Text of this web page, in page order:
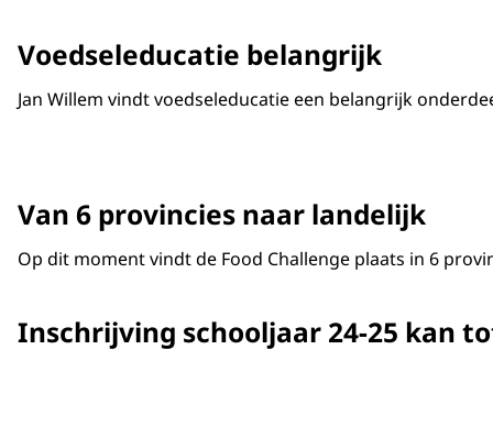
Voedseleducatie belangrijk
Jan Willem vindt voedseleducatie een belangrijk
Van 6 provincies naar landelijk
Op dit moment vindt de Food Challenge plaats in 6
Inschrijving schooljaar 24-25 kan